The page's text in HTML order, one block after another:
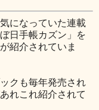
になっていた連載
日手帳カズン」を
紹介されていま
クも毎年発売され
れこれ紹介されて